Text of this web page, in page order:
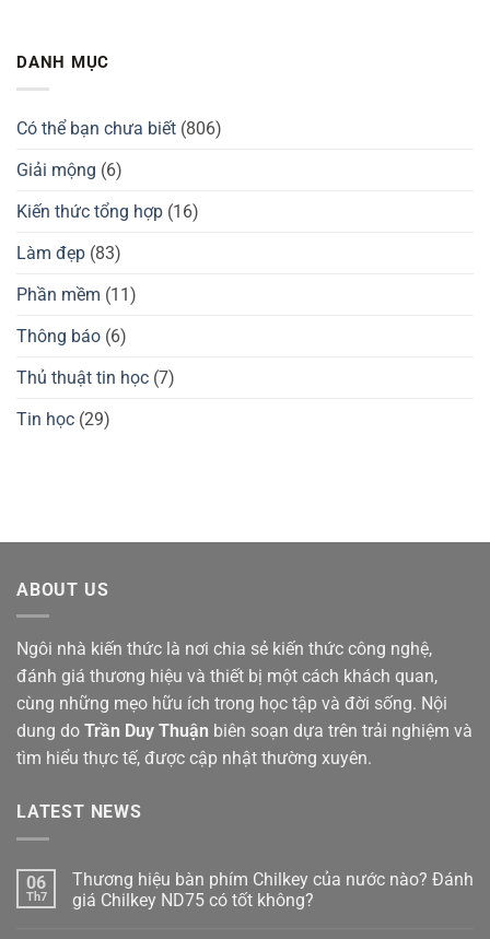
không?
Darmoshark
GuliKit
Đánh
giá
KingKong
2
3
Max
tốt
không?
ở
của
nước
Đánh
giá
gaming
Waizowl
Pro,
Cloud
DANH MỤC
Có thể bạn chưa biết (806)
Giải mộng (6)
Kiến thức tổng hợp (16)
Làm đẹp (83)
Phần mềm (11)
Thông báo (6)
Thủ thuật tin học (7)
Tin học (29)
ABOUT US
Ngôi nhà kiến thức là nơi chia sẻ kiến thức công nghệ,
đánh giá thương hiệu và thiết bị một cách khách quan,
cùng những mẹo hữu ích trong học tập và đời sống. Nội
dung do Trần Duy Thuận biên soạn dựa trên trải nghiệm và
tìm hiểu thực tế, được cập nhật thường xuyên.
LATEST NEWS
06
Th7
Thương hiệu bàn phím Chilkey của nước nào? Đánh
giá Chilkey ND75 có tốt không?